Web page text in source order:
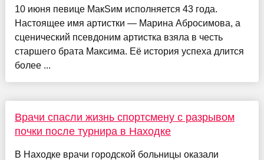
10 июня певице МакSим исполняется 43 года.
Настоящее имя артистки — Марина Абросимова, а
сценический псевдоним артистка взяла в честь
старшего брата Максима. Её история успеха длится
более ...
Врачи спасли жизнь спортсмену с разрывом
почки после турнира в Находке
В Находке врачи городской больницы оказали